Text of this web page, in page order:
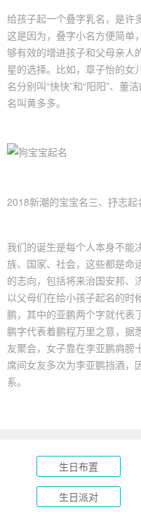
给孩子起一个叠字乳名，是许
这是因为，叠字小名方便简单
够有效的增进孩子和父母亲人
星的选择。比如，章子怡的女
名分别叫“快快”和“阳阳”、董
名叫黄多多。
2018新潮的宝宝名三、抒志起
我们的诞生是每个人本身不能
族、国家、社会，这些都是命
的志向，包括将来治国安邦、
以父母们在给小孩子起名的时
鹏，其中的亚鹏两个字就代表
鹏字代表着鹏程万里之意，据
友聚会，女子靠在李亚鹏肩膀
席间女友多次为李亚鹏挡酒，
系。
生日布置
生日派对